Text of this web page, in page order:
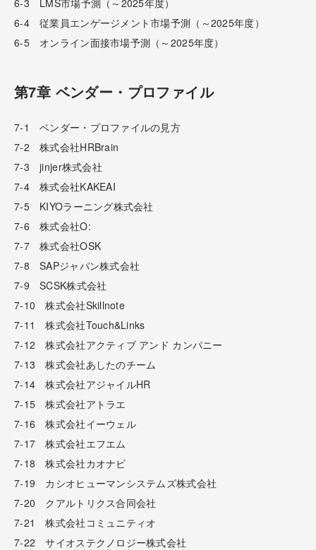
6-4 従業員エンゲージメント市場予測（～2025年度）
6-5 オンライン面接市場予測（～2025年度）
第7章 ベンダー・プロファイル
7-1 ベンダー・プロファイルの見方
7-2 株式会社HRBrain
7-3 jinjer株式会社
7-4 株式会社KAKEAI
7-5 KIYOラーニング株式会社
7-6 株式会社O:
7-7 株式会社OSK
7-8 SAPジャパン株式会社
7-9 SCSK株式会社
7-10 株式会社Skillnote
7-11 株式会社Touch&Links
7-12 株式会社アクティブ アンド カンパニー
7-13 株式会社あしたのチーム
7-14 株式会社アジャイルHR
7-15 株式会社アトラエ
7-16 株式会社イーウェル
7-17 株式会社エフエム
7-18 株式会社カオナビ
7-19 カシオヒューマンシステムズ株式会社
7-20 クアルトリクス合同会社
7-21 株式会社コミュニティオ
7-22 サイオステクノロジー株式会社